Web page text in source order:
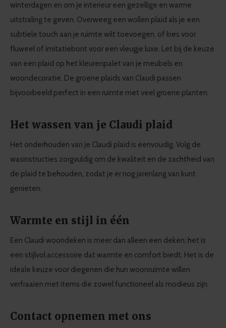
provided to them or that they’ve collected from your use
of their services.
winterdagen en om je interieur een gezellige en warme
uitstraling te geven. Overweeg een wollen plaid als je een
subtiele touch aan je ruimte wilt toevoegen, of kies voor
fluweel of imitatiebont voor een vleugje luxe. Let bij de keuze
van een plaid op het kleurenpalet van je meubels en
woondecoratie. De groene plaids van Claudi passen
bijvoorbeeld perfect in een ruimte met veel groene planten.
Het wassen van je Claudi plaid
Het onderhouden van je Claudi plaid is eenvoudig. Volg de
wasinstructies zorgvuldig om de kwaliteit en de zachtheid van
de plaid te behouden, zodat je er nog jarenlang van kunt
genieten.
Warmte en stijl in één
Een Claudi woondeken is meer dan alleen een deken; het is
een stijlvol accessoire dat warmte en comfort biedt. Het is de
ideale keuze voor diegenen die hun woonruimte willen
verfraaien met items die zowel functioneel als modieus zijn.
Contact opnemen met ons